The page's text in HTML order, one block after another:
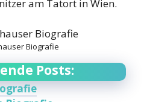
am Tatort in Wien.
Biografie
Posts: